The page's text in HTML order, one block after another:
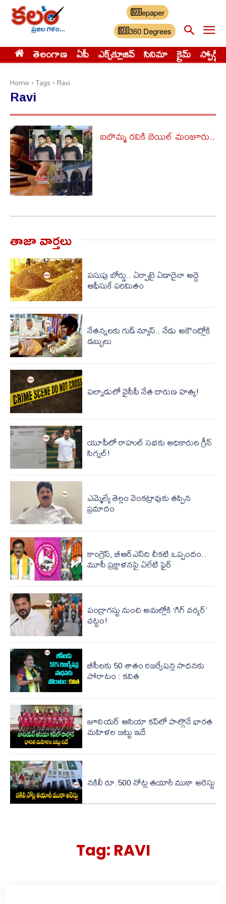
epaper
360 Degrees
తెలంగాణ ఏపీ ఎక్స్‌క్లూజివ్‌ సినిమా క్రైమ్ స్పోర్ట్స్
Home Tags Ravi
Ravi
ఐబొమ్మ రవికి బెయిల్​ మంజూరు..
తాజా వార్త‌లు
పసుపు బోర్డు.. ఏర్పాటై ఏడాదైనా అద్దె
ఆఫీసుకే పరిమితం
నేతన్నలకు గుడ్ న్యూస్.. నేడు అకౌంట్లోకి
డబ్బులు
ప‌ల్నాడులో వైసీపీ నేత దారుణ హ‌త్య‌!
యూపీలో రాహుల్ స‌భ‌కు అధికారుల గ్రీన్
సిగ్న‌ల్‌!
ఎమ్మెల్యే తెల్లం వెంకట్రావుకు తప్పిన
ప్రమాదం
కాంగ్రెస్, బీఆర్ఎస్‌ది చీకటి ఒప్పందం..
మూసీ ప్రక్షాళనపై ఏలేటి ఫైర్
పంద్రాగస్టు నుంచి అమల్లోకి ‘గిగ్ వర్కర్’
చట్టం!
బీసీలకు 50 శాతం రిజర్వేషన్ల సాధనకు
పోరాటం : కవిత
జూనియర్ ఆసియా కప్‌లో పాల్గొనే భారత
మహిళల జట్టు ఇదే
నకిలీ రూ.500 నోట్ల తయారీ ముఠా అరెస్టు
Tag: RAVI